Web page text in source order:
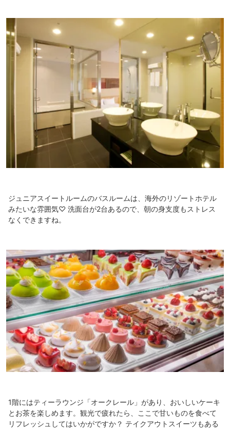
ジュニアスイートルームのバスルームは、海外のリゾートホテル
みたいな雰囲気♡ 洗面台が2台あるので、朝の身支度もストレス
なくできますね。
1階にはティーラウンジ「オークレール」があり、おいしいケーキ
とお茶を楽しめます。観光で疲れたら、ここで甘いものを食べて
リフレッシュしてはいかがですか？ テイクアウトスイーツもある